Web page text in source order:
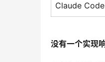
Claude Code
没有一个实现